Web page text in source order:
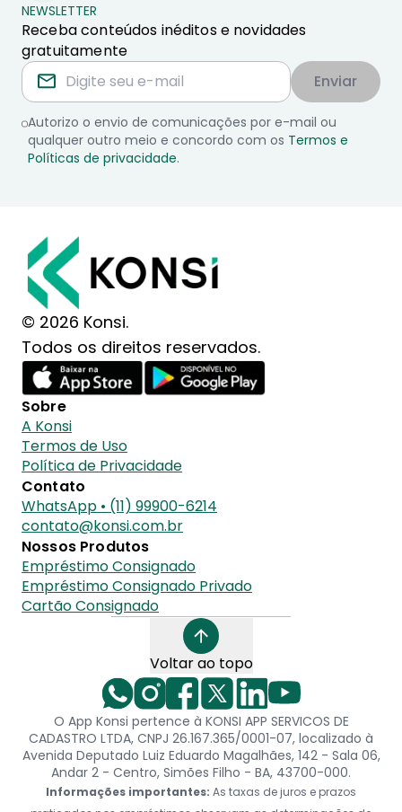
NEWSLETTER
Receba conteúdos inéditos e novidades
gratuitamente
Enviar
Autorizo o envio de comunicações por e-mail ou
qualquer outro meio e concordo com os Termos e
Políticas de privacidade.
© 2026 Konsi.
Todos os direitos reservados.
Sobre
A Konsi
Termos de Uso
Política de Privacidade
Contato
WhatsApp • (11) 99900-6214
contato@konsi.com.br
Nossos Produtos
Empréstimo Consignado
Empréstimo Consignado Privado
Cartão Consignado
Voltar ao topo
O App Konsi pertence à KONSI APP SERVICOS DE
CADASTRO LTDA, CNPJ 26.167.365/0001-07, localizado à
Avenida Deputado Luiz Eduardo Magalhães, 142 - Sala 06,
Andar 2 - Centro, Simões Filho - BA, 43700-000.
Informações importantes: As taxas de juros e prazos